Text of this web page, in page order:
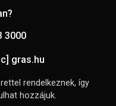
3000
gras.hu
rendelkeznek, így
hozzájuk.